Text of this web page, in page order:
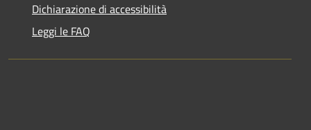
Dichiarazione di accessibilità
Leggi le FAQ